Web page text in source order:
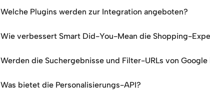
Welche Plugins werden zur Integration angeboten?
Wie verbessert Smart Did-You-Mean die Shopping-
Werden die Suchergebnisse und Filter-URLs von
Was bietet die Personalisierungs-API?